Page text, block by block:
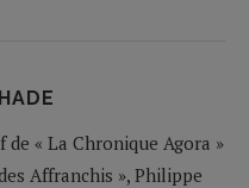
de « La Chronique Agora »
Affranchis », Philippe